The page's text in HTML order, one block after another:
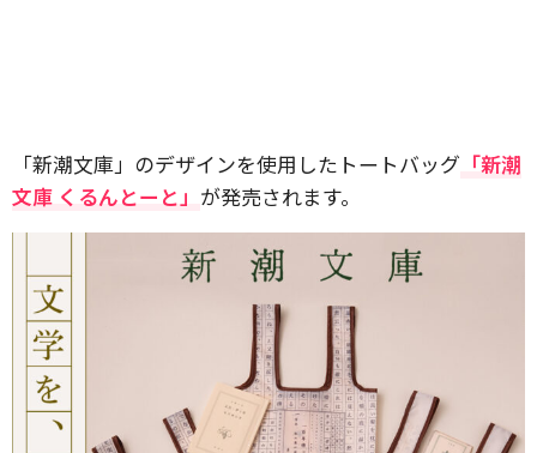
「新潮文庫」のデザインを使用したトートバッグ 「新潮
文庫 くるんとーと」 が発売されます。